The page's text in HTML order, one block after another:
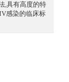
,具有高度的特
感染的临床标